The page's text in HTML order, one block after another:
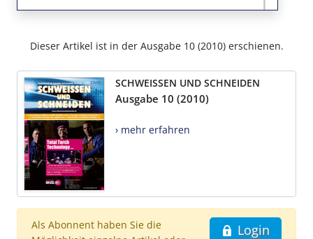
Dieser Artikel ist in der Ausgabe 10 (2010) erschienen.
SCHWEISSEN UND SCHNEIDEN
Ausgabe 10 (2010)
› mehr erfahren
Login
Als Abonnent haben Sie die